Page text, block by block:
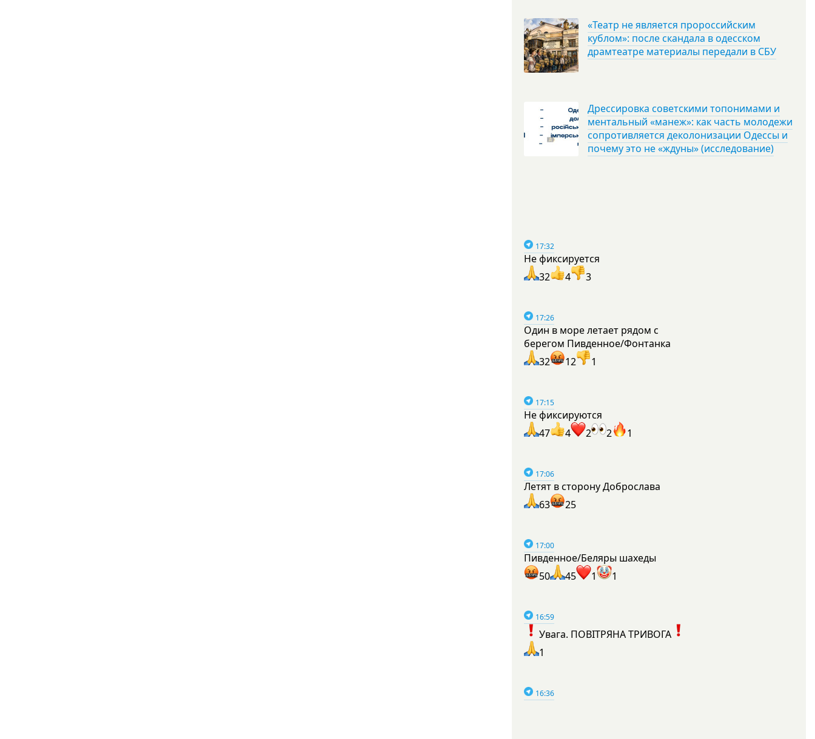
«Театр не является пророссийским
кублом»: после скандала в одесском
драмтеатре материалы передали в СБУ
Дрессировка советскими топонимами и
ментальный «манеж»: как часть молодежи
сопротивляется деколонизации Одессы и
почему это не «ждуны» (исследование)
17:32
Не фиксируется
32
4 3
17:26
Один в море летает рядом с
берегом Пивденное/Фонтанка
32
12 1
17:15
Не фиксируются
47
4 2 2 1
17:06
Летят в сторону Доброслава
63
25
17:00
Пивденное/Беляры шахеды
50
45 1 1
16:59
Увага. ПОВІТРЯНА ТРИВОГА
1
16:36